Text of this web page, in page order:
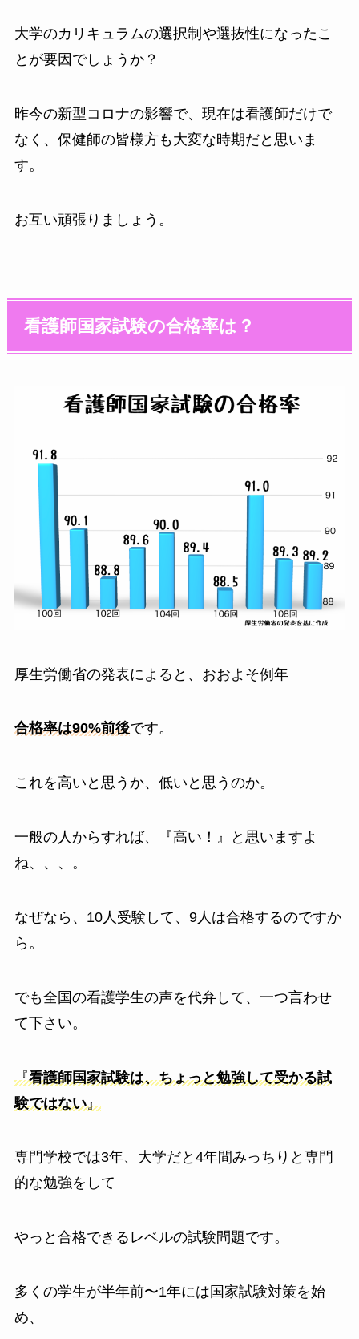
大学のカリキュラムの選択制や選抜性になったこ
とが要因でしょうか？
昨今の新型コロナの影響で、現在は看護師だけで
なく、保健師の皆様方も大変な時期だと思いま
す。
お互い頑張りましょう。
看護師国家試験の合格率は？
厚生労働省の発表によると、おおよそ例年
合格率は90%前後です。
これを高いと思うか、低いと思うのか。
一般の人からすれば、『高い！』と思いますよ
ね、、、。
なぜなら、10人受験して、9人は合格するのですか
ら。
でも全国の看護学生の声を代弁して、一つ言わせ
て下さい。
『看護師国家試験は、ちょっと勉強して受かる試
験ではない』
専門学校では3年、大学だと4年間みっちりと専門
的な勉強をして
やっと合格できるレベルの試験問題です。
多くの学生が半年前〜1年には国家試験対策を始
め、